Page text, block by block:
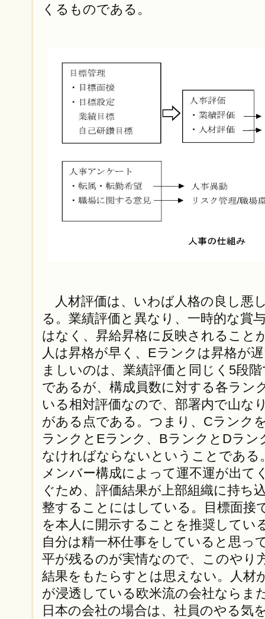
くるものである。
人材評価は、いわば人格の良し悪
る。業績評価と異なり、一時的な賞
はなく、昇給昇格に反映されること
人は昇格が早く、Eランクは昇格が
ましいのは、業績評価と同じく5段
であるが、構成員数に対する各ラン
いる相対評価なので、部署内で山な
がある点である。つまり、Cランク
ランクとEランク、BランクとDラン
なければならないということである
メンバー構成によって運不運が出て
ぐため、評価結果が上部組織に持ち
整することにはしている。目標面接
を本人に開示することを推奨してい
自分は精一杯仕事をしていると思っ
平が残るのが実情なので、このやり
結果をもたらすとは思えない。人材
が浸透している欧米流の会社ならま
日本の会社の場合は、社員のやる気